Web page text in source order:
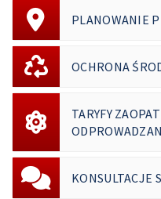
PLANOWANIE
OCHRONA
TARYFY
KONSULTACJE